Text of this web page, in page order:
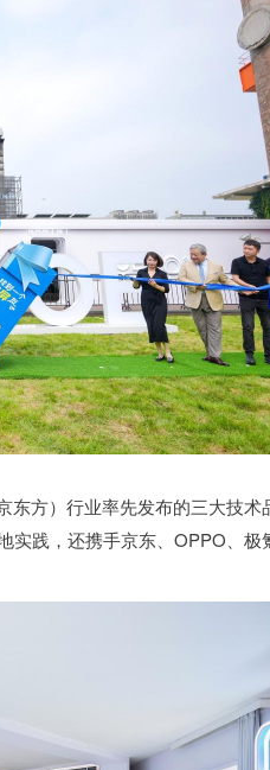
方）行业率先发布的三大技术
实践，还携手京东、OPPO、极